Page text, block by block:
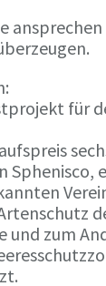
für
Sphenisco,
und zum